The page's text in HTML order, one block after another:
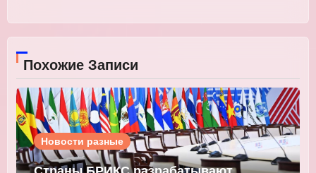
Похожие Записи
Новости разные